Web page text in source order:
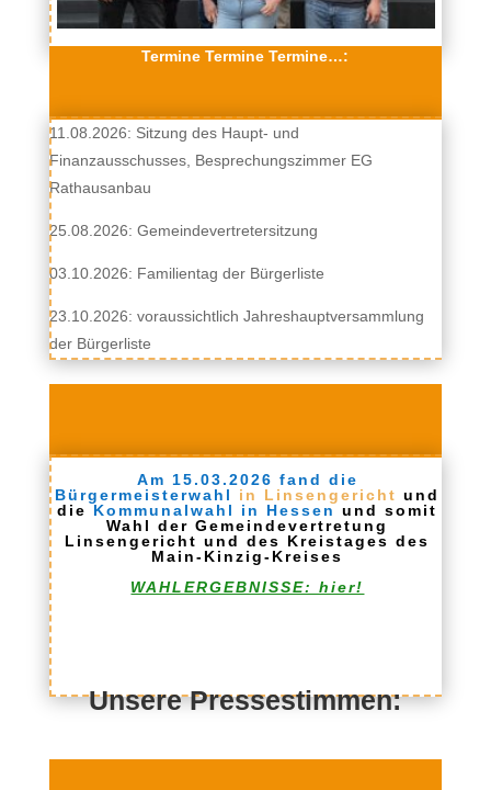
Termine Termine Termine…:
11.08.2026: Sitzung des Haupt- und
Finanzausschusses, Besprechungszimmer EG
Rathausanbau
25.08.2026: Gemeindevertretersitzung
03.10.2026: Familientag der Bürgerliste
23.10.2026: voraussichtlich Jahreshauptversammlung
der Bürgerliste
Am 15.03.2026 fand die
Bürgermeisterwahl
in Linsengericht und
die Kommunalwahl in Hessen und somit
Wahl der Gemeindevertretung
Linsengericht und des Kreistages des
Main-Kinzig-Kreises
WAHLERGEBNISSE: hier!
Unsere Pressestimmen: